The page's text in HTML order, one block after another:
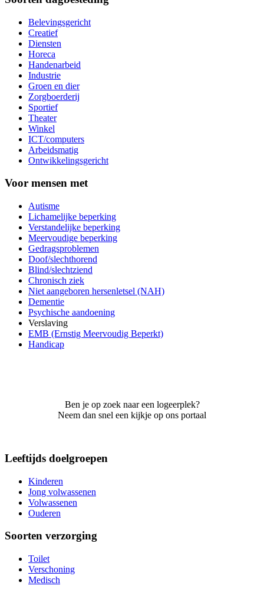
Belevingsgericht
Creatief
Diensten
Horeca
Handenarbeid
Industrie
Groen en dier
Zorgboerderij
Sportief
Theater
Winkel
ICT/computers
Arbeidsmatig
Ontwikkelingsgericht
Voor mensen met
Autisme
Lichamelijke beperking
Verstandelijke beperking
Meervoudige beperking
Gedragsproblemen
Doof/slechthorend
Blind/slechtziend
Chronisch ziek
Niet aangeboren hersenletsel (NAH)
Dementie
Psychische aandoening
Verslaving
EMB (Ernstig Meervoudig Beperkt)
Handicap
Ben je op zoek naar een logeerplek?
Neem dan snel een kijkje op ons portaal
Leeftijds doelgroepen
Kinderen
Jong volwassenen
Volwassenen
Ouderen
Soorten verzorging
Toilet
Verschoning
Medisch